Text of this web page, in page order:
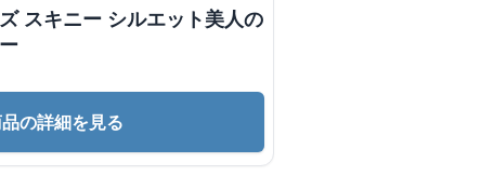
スキニー シルエット美人の
の詳細を見る